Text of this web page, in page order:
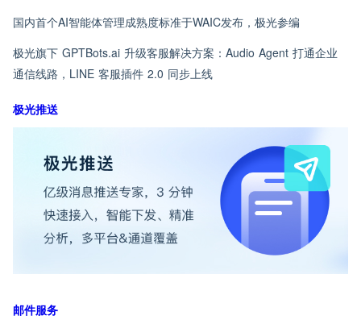
国内首个AI智能体管理成熟度标准于WAIC发布，极光参编
极光旗下 GPTBots.ai 升级客服解决方案：Audio Agent 打通企业
通信线路，LINE 客服插件 2.0 同步上线
极光推送
邮件服务